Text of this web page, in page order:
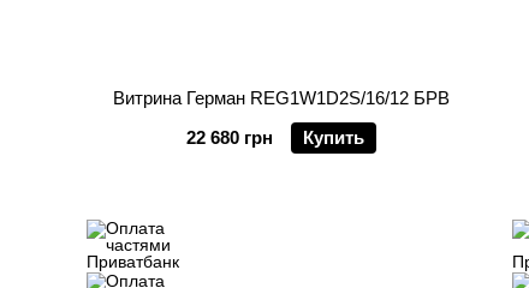
Витрина Герман REG1W1D2S/16/12 БРВ
22 680 грн
Купить